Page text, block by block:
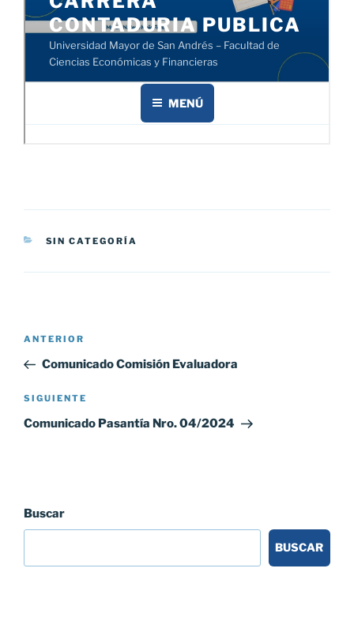
CATEGORÍAS
SIN CATEGORÍA
Navegación
entradas
Entrada
anterior:
ANTERIOR
Comunicado Comisión Evaluadora
Siguiente
entrada
SIGUIENTE
Comunicado Pasantía Nro. 04/2024
Buscar
BUSCAR